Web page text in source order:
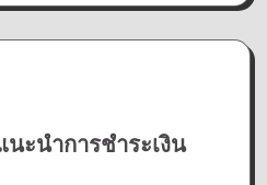
ะนำการชำระเงิน